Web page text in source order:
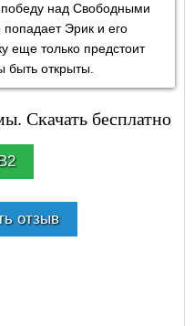
над Свободными
Эрик и его
еще только предстоит
быть открыты.
Скачать бесплатно
отзыв